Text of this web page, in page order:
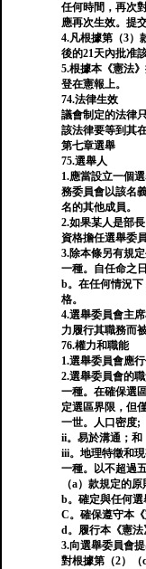
任何時間，再次
應再次生效。提
4.凡根據第（3）
後的21天內批准該
5.根據本《憲法
登在憲報上。
74.法律生效
議會制定的法律
該法律要等到其
第七章選舉
75.選舉人
1.應當設立一個
務委員會以該名
名的其他成員。
2.如果某人是部
資格擔任選舉委
3.除本條另有規
一種。自任命之
b。在任何情況
格。
4.選舉委員會主
力履行其職務而
76.權力和職能
1.選舉委員會應
2.選舉委員會的職
一種。在確保選
定選區界限，但
一世。人口密度;
ii。易於溝通；和
iii。地理特徵和現
一種。以不超過
（a）款規定的
b。確定與任何選
C。確保遵守本
d。履行本《憲法
3.向選舉委員會
對根據第（2）